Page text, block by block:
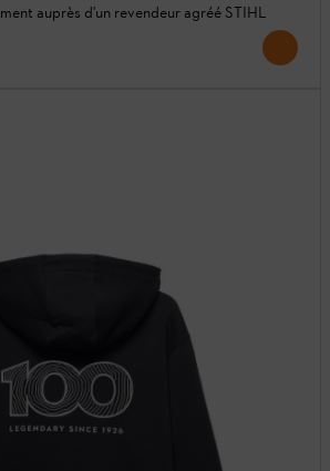
auprès d'un revendeur agréé STIHL